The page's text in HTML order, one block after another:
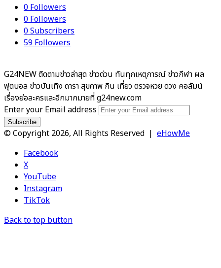
0 Followers
0 Followers
0Subscribers
59 Followers
G24NEW ติดตามข่าวล่าสุด ข่าวด่วน ทันทุกเหตุการณ์ ข่าวกีฬา ผล
ฟุตบอล ข่าวบันเทิง ดารา สุขภาพ กิน เที่ยว ตรวจหวย ดวง คอลัมน์
เรื่องย่อละครและอีกมากมายที่ g24new.com
Enter your Email address
© Copyright 2026, All Rights Reserved | eHowMe
Facebook
X
YouTube
Instagram
TikTok
Back to top button